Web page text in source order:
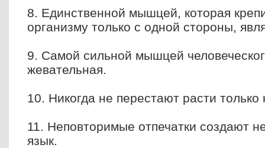
8. Единственной мышцей, которая
организму только с одной стороны,
9. Самой сильной мышцей
жевательная.
10. Никогда не перестают расти
11. Неповторимые отпечатки создают
язык.